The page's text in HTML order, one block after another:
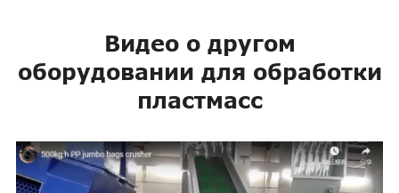
Видео о другом
оборудовании для обработки
пластмасс